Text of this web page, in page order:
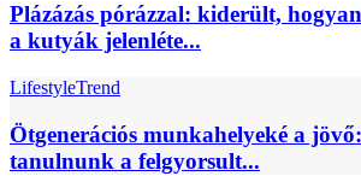
Plázázás pórázzal: kiderült,
a kutyák jelenléte...
LifestyleTrend
Ötgenerációs munkahelyeké a
tanulnunk a felgyorsult...